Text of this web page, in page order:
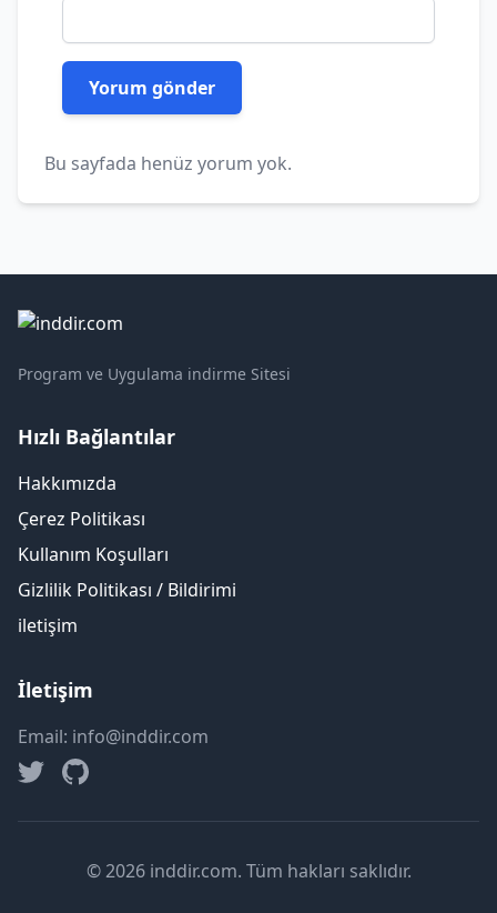
Bu sayfada henüz yorum yok.
Program ve Uygulama indirme Sitesi
Hızlı Bağlantılar
Hakkımızda
Çerez Politikası
Kullanım Koşulları
Gizlilik Politikası / Bildirimi
iletişim
İletişim
Email: info@inddir.com
© 2026 inddir.com. Tüm hakları saklıdır.